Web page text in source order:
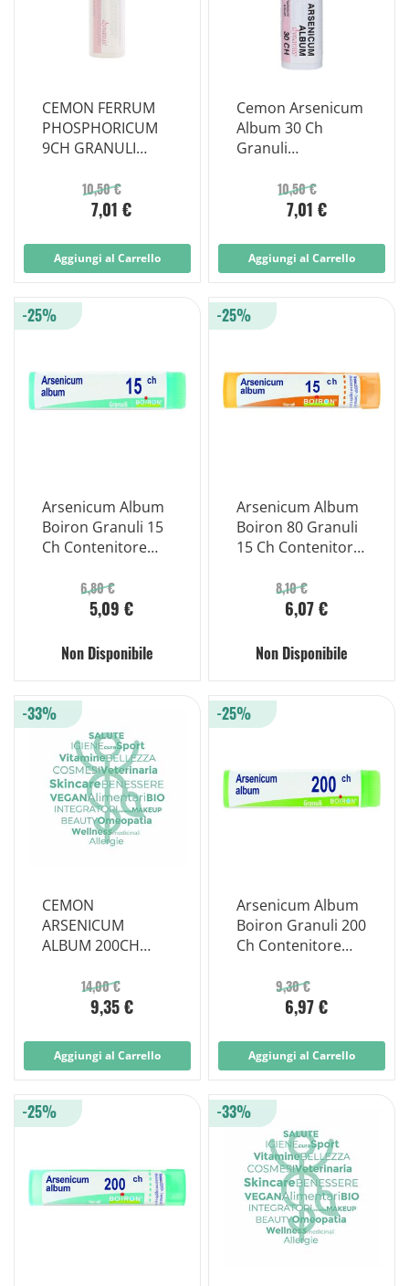
CEMON FERRUM
PHOSPHORICUM
9CH GRANULI
10,50 €
7,01 €
Aggiungi al Carrello
Cemon Arsenicum
Album 30 Ch
Granuli
Multidose
10,50 €
7,01 €
Aggiungi al Carrello
Arsenicum Album
Boiron Granuli 15
Ch Contenitore
6,80 €
5,09 €
-25%
Non Disponibile
Arsenicum Album
Boiron 80 Granuli
15 Ch Contenitore
8,10 €
6,07 €
-25%
Non Disponibile
CEMON
ARSENICUM
ALBUM 200CH
14,00 €
9,35 €
-33%
Aggiungi al Carrello
Arsenicum Album
Boiron Granuli 200
Ch Contenitore
9,30 €
6,97 €
-25%
Aggiungi al Carrello
-25% -33%